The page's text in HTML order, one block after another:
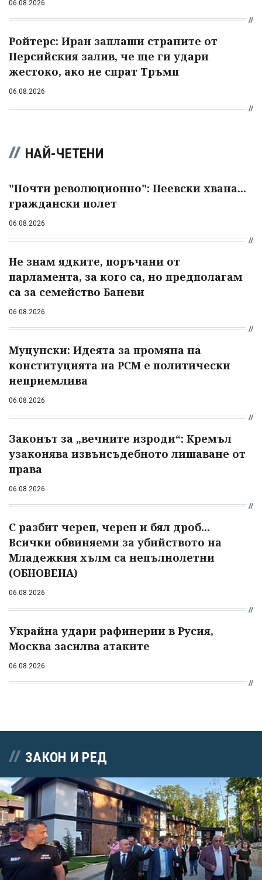
06.08.2026
Ройтерс: Иран заплаши страните от
Персийския залив, че ще ги удари
жестоко, ако не спрат Тръмп
06.08.2026
НАЙ-ЧЕТЕНИ
"Почти революционно": Пеевски хвана...
граждански полет
06.08.2026
Не знам ядките, поръчани от
парламента, за кого са, но предполагам
са за семейство Баневи
06.08.2026
Муцунски: Идеята за промяна на
конституцията на РСМ е политически
неприемлива
06.08.2026
Законът за „вечните изроди“: Кремъл
узаконява извънсъдебното лишаване от
права
06.08.2026
С разбит череп, черен и бял дроб...
Всички обвиняеми за убийството на
Младежкия хълм са непълнолетни
(ОБНОВЕНА)
06.08.2026
Украйна удари рафинерии в Русия,
Москва засилва атаките
06.08.2026
ЗАКОН И РЕД